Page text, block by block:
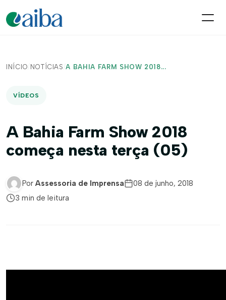
INÍCIO/ NOTÍCIAS /A BAHIA FARM SHOW 2018...
VÍDEOS
A Bahia Farm Show 2018
começa nesta terça (05)
Por Assessoria de Imprensa
08 de junho, 2018
3 min de leitura